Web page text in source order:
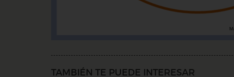
TAMBIÉN TE PUEDE INTERESAR